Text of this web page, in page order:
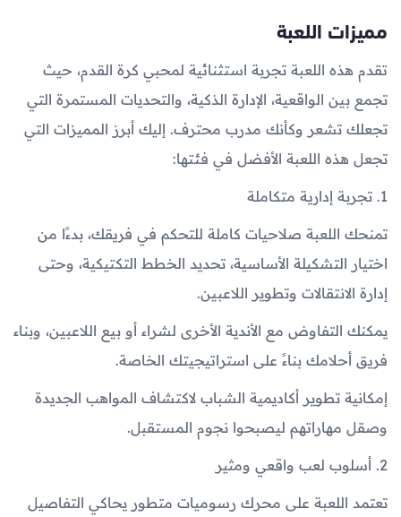
مميزات اللعبة
تقدم هذه اللعبة تجربة استثنائية لمحبي كرة القدم، حيث
تجمع بين الواقعية، الإدارة الذكية، والتحديات المستمرة التي
تجعلك تشعر وكأنك مدرب محترف. إليك أبرز المميزات التي
تجعل هذه اللعبة الأفضل في فئتها:
1. تجربة إدارية متكاملة
تمنحك اللعبة صلاحيات كاملة للتحكم في فريقك، بدءًا من
اختيار التشكيلة الأساسية، تحديد الخطط التكتيكية، وحتى
إدارة الانتقالات وتطوير اللاعبين.
يمكنك التفاوض مع الأندية الأخرى لشراء أو بيع اللاعبين، وبناء
فريق أحلامك بناءً على استراتيجيتك الخاصة.
إمكانية تطوير أكاديمية الشباب لاكتشاف المواهب الجديدة
وصقل مهاراتهم ليصبحوا نجوم المستقبل.
2. أسلوب لعب واقعي ومثير
تعتمد اللعبة على محرك رسوميات متطور يحاكي التفاصيل